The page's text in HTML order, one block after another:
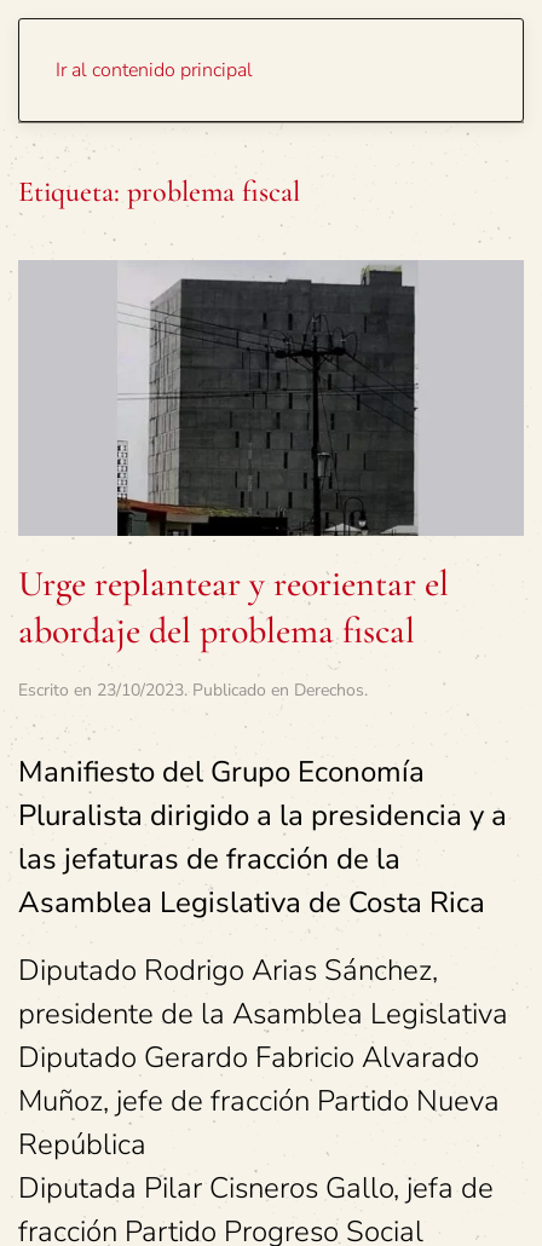
Ir al contenido principal
Etiqueta: problema fiscal
Urge replantear y reorientar el
abordaje del problema fiscal
Escrito en 23/10/2023. Publicado en Derechos.
Manifiesto del Grupo Economía
Pluralista dirigido a la presidencia y a
las jefaturas de fracción de la
Asamblea Legislativa de Costa Rica
Diputado Rodrigo Arias Sánchez,
presidente de la Asamblea Legislativa
Diputado Gerardo Fabricio Alvarado
Muñoz, jefe de fracción Partido Nueva
República
Diputada Pilar Cisneros Gallo, jefa de
fracción Partido Progreso Social